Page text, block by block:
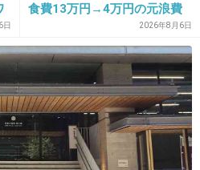
たことない
友達いなくて他人と会話が続いたことな
を生かせてないから、来週病院で二重切開
+13 -44
食費13万円→4万円の元浪費
主婦が買うのをやめた食品5
つ
2026年8月6日